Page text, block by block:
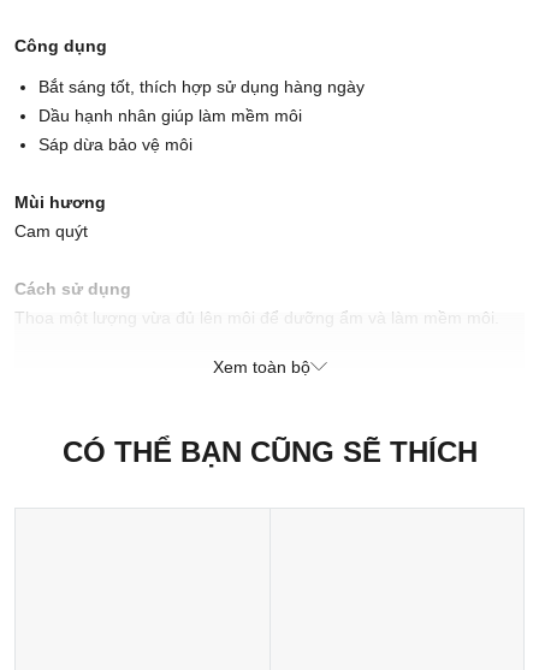
Công dụng
Bắt sáng tốt, thích hợp sử dụng hàng ngày
Dầu hạnh nhân giúp làm mềm môi
Sáp dừa bảo vệ môi
Mùi hương
Cam quýt
Cách sử dụng
Thoa một lượng vừa đủ lên môi để dưỡng ẩm và làm mềm môi.
Xuất xứ thương hiệu: AnhXem toàn bộ
CÓ THỂ BẠN CŨNG SẼ THÍCH